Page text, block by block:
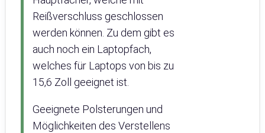
Reißverschluss geschlossen
werden können. Zu dem gibt es
auch noch ein Laptopfach,
welches für Laptops von bis zu
15,6 Zoll geeignet ist.
Geeignete Polsterungen und
Möglichkeiten des Verstellens